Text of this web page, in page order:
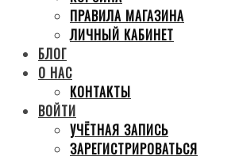
ПРАВИЛА МАГАЗИНА
ЛИЧНЫЙ КАБИНЕТ
БЛОГ
О НАС
КОНТАКТЫ
ВОЙТИ
УЧЁТНАЯ ЗАПИСЬ
ЗАРЕГИСТРИРОВАТЬСЯ